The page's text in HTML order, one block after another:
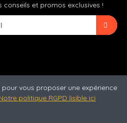
conseils et promos exclusives !
vous proposer une expérience
politique RGPD lisible ici